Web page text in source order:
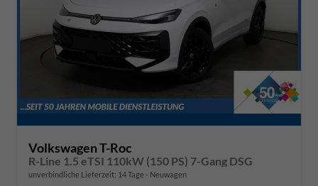
Volkswagen T-Roc
R-Line 1.5 eTSI 110kW (150 PS) 7-Gang DSG
unverbindliche Lieferzeit: 14 Tage Neuwagen